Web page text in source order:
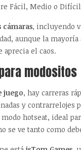
Fácil, Medio o
cámaras, incluyendo
aunque la mayoría
aprecia el caos.
modositos
juego, hay carreras
y
hotseat, ideal
se ve tanto como